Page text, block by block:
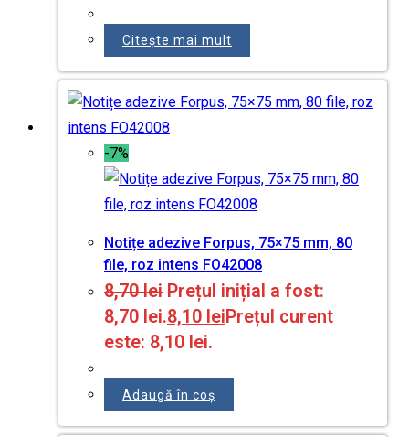
Citește mai mult
-7%
Notițe adezive Forpus, 75×75 mm, 80
file, roz intens FO42008
8,70lei Prețul inițial a fost:
8,70 lei.8,10 leiPrețul curent
este: 8,10 lei.
Adaugă în coș